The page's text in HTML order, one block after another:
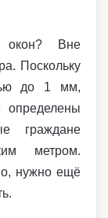
окон? Вне
Поскольку
до 1 мм,
граждане
метром.
нужно ещё